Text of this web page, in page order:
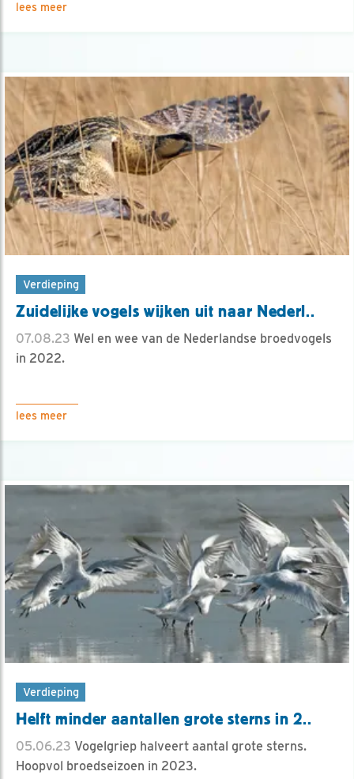
lees meer
Verdieping
Zuidelijke vogels wijken uit naar Nederl..
07.08.23 Wel en wee van de Nederlandse broedvogels
in 2022.
lees meer
Verdieping
Helft minder aantallen grote sterns in 2..
05.06.23 Vogelgriep halveert aantal grote sterns.
Hoopvol broedseizoen in 2023.